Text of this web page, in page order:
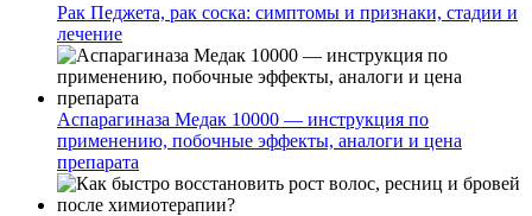
Рак Педжета, рак соска: симптомы и признаки, стадии и
лечение
Аспарагиназа Медак 10000 — инструкция по
применению, побочные эффекты, аналоги и цена
препарата